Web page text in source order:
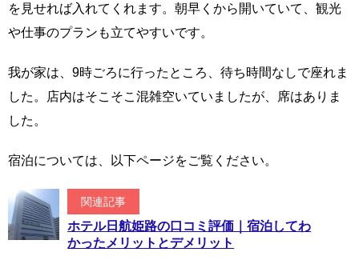
を見せれば入れてくれます。朝早くから開いていて、観光
や仕事のプランも立てやすいです。
我が家は、9時ごろに行ったところ、待ち時間なしで座れま
した。店内はそこそこ混雑空いていましたが、席はありま
した。
宿泊については、以下ページをご覧ください。
関連記事
ホテル日航姫路の口コミ評価｜宿泊してわ
かったメリットとデメリット